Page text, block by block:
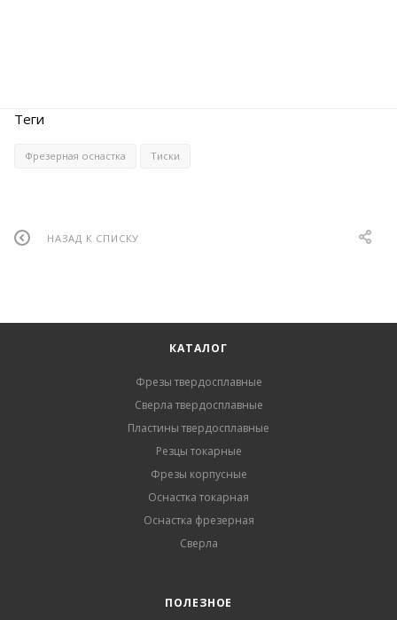
Теги
Фрезерная оснастка Тиски
НАЗАД К СПИСКУ
КАТАЛОГ
Фрезы твердосплавные
Сверла твердосплавные
Пластины твердосплавные
Резцы токарные
Фрезы корпусные
Оснастка токарная
Оснастка фрезерная
Сверла
ПОЛЕЗНОЕ